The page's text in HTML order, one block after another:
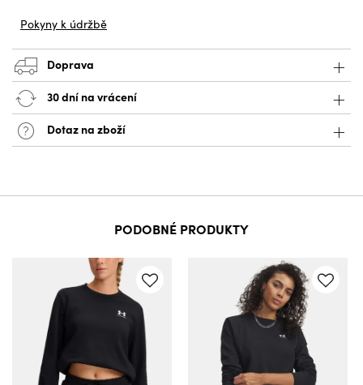
Pokyny k údržbě
Doprava
30 dní na vrácení
Dotaz na zboží
PODOBNÉ PRODUKTY